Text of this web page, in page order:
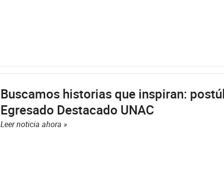
Buscamos historias que inspiran:
Egresado Destacado UNAC
Leer noticia ahora »